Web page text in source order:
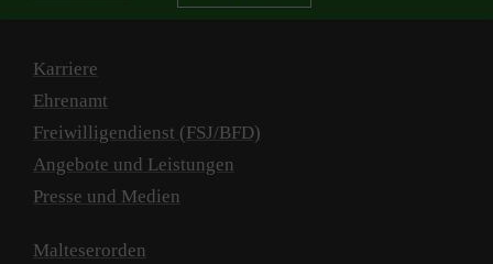
Karriere
Ehrenamt
Freiwilligendienst (FSJ/BFD)
Angebote und Leistungen
Presse und Medien
Malteserorden